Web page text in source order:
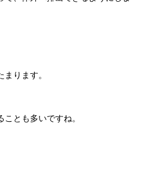
ります。
とも多いですね。